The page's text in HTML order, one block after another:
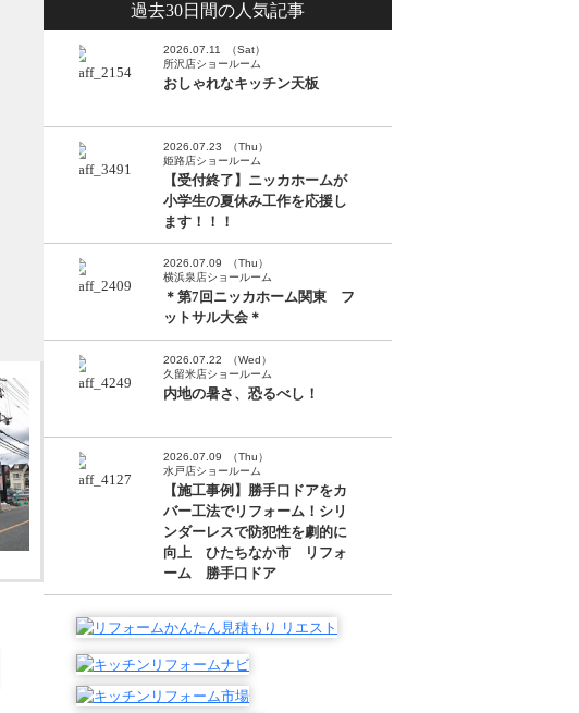
過去30日間の人気記事
2026.07.11
（Sat）
所沢店ショールーム
おしゃれなキッチン天板
2026.07.23
（Thu）
姫路店ショールーム
【受付終了】ニッカホームが
小学生の夏休み工作を応援し
ます！！！
2026.07.09
（Thu）
横浜泉店ショールーム
＊第7回ニッカホーム関東 フ
ットサル大会＊
2026.07.22
（Wed）
久留米店ショールーム
内地の暑さ、恐るべし！
2026.07.09
（Thu）
水戸店ショールーム
【施工事例】勝手口ドアをカ
バー工法でリフォーム！シリ
ンダーレスで防犯性を劇的に
向上 ひたちなか市 リフォ
ーム 勝手口ドア